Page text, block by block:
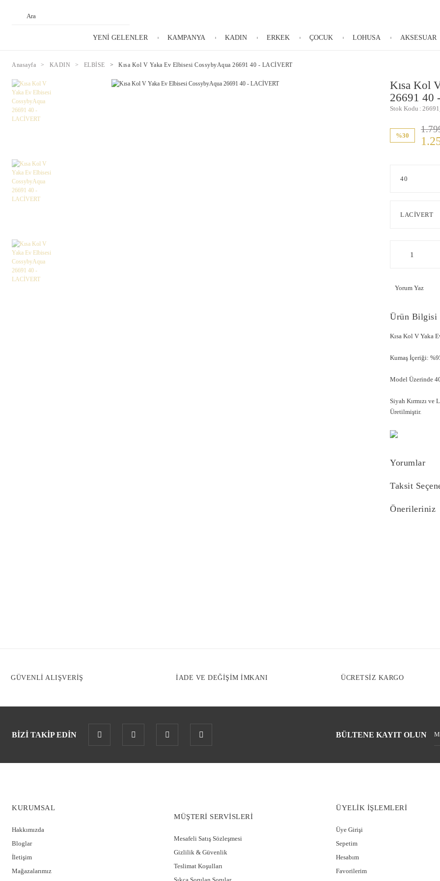
YENİ GELENLER KAMPANYA KADIN ERKEK ÇOCUK LOHUSA AKSESUAR
Anasayfa KADIN ELBİSE Kısa Kol V Yaka Ev Elbisesi CossybyAqua 26691 40 - LACİVERT
Kısa Kol
26691 40
Stok Kodu
%30
Yorum Yaz
Ürün Bilgisi
Kısa Kol V Yaka
Kumaş İçeriği:
Model Üzerinde
Siyah Kırmızı ve
Üretilmiştir.
Yorumlar
Taksit
Önerileriniz
GÜVENLİ ALIŞVERİŞ İADE VE DEĞİŞİM İMKANI ÜCRETSİZ KARGO
BİZİ TAKİP EDİN BÜLTENE KAYIT OLUN
KURUMSAL
Hakkımızda
Bloglar
İletişim
Mağazalarımız
MÜŞTERİ SERVİSLERİ
Mesafeli Satış Sözleşmesi
Gizlilik & Güvenlik
Teslimat Koşulları
ÜYELİK İŞLEMLERİ
Üye Girişi
Sepetim
Hesabım
Favorilerim